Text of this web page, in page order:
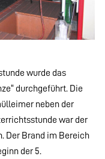
wurde das
durchgeführt. Die
neben der
war der
Der Brand im Bereich
der 5.